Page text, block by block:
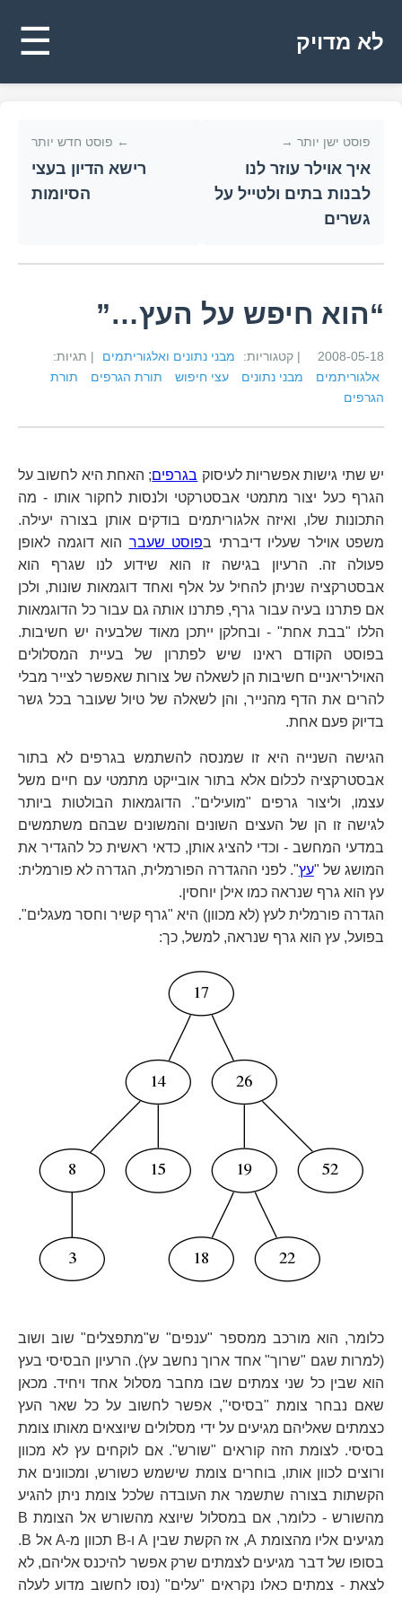
לא מדויק ☰
פוסט ישן יותר →
איך אוילר עוזר לנו
לבנות בתים ולטייל על
גשרים
← פוסט חדש יותר
רישא הדיון בעצי
הסיומות
“הוא חיפש על העץ…”
2008-05-18 | קטגוריות: מבני נתונים ואלגוריתמים
| תגיות:
אלגוריתמים
מבני נתונים עצי חיפוש תורת הגרפים
תורת
הגרפים
יש שתי גישות אפשריות לעיסוק בגרפים; האחת היא לחשוב על
הגרף כעל יצור מתמטי אבסטרקטי ולנסות לחקור אותו - מה
התכונות שלו, ואיזה אלגוריתמים בודקים אותן בצורה יעילה.
משפט אוילר שעליו דיברתי בפוסט שעבר הוא דוגמה לאופן
פעולה זה. הרעיון בגישה זו הוא שידוע לנו שגרף הוא
אבסטרקציה שניתן להחיל על אלף ואחד דוגמאות שונות, ולכן
אם פתרנו בעיה עבור גרף, פתרנו אותה גם עבור כל הדוגמאות
הללו "בבת אחת" - ובחלקן ייתכן מאוד שלבעיה יש חשיבות.
בפוסט הקודם ראינו שיש לפתרון של בעיית המסלולים
האוילריאניים חשיבות הן לשאלה של צורות שאפשר לצייר מבלי
להרים את הדף מהנייר, והן לשאלה של טיול שעובר בכל גשר
בדיוק פעם אחת.
הגישה השנייה היא זו שמנסה להשתמש בגרפים לא בתור
אבסטרקציה לכלום אלא בתור אובייקט מתמטי עם חיים משל
עצמו, וליצור גרפים "מועילים". הדוגמאות הבולטות ביותר
לגישה זו הן של העצים השונים והמשונים שבהם משתמשים
במדעי המחשב - וכדי להציג אותן, כדאי ראשית כל להגדיר את
המושג של "עץ". לפני ההגדרה הפורמלית, הגדרה לא פורמלית:
עץ הוא גרף שנראה כמו אילן יוחסין.
הגדרה פורמלית לעץ (לא מכוון) היא "גרף קשיר וחסר מעגלים".
בפועל, עץ הוא גרף שנראה, למשל, כך:
כלומר, הוא מורכב ממספר "ענפים" ש"מתפצלים" שוב ושוב
(למרות שגם "שרוך" אחד ארוך נחשב עץ). הרעיון הבסיסי בעץ
הוא שבין כל שני צמתים שבו מחבר מסלול אחד ויחיד. מכאן
שאם נבחר צומת "בסיסי", אפשר לחשוב על כל שאר העץ
כצמתים שאליהם מגיעים על ידי מסלולים שיוצאים מאותו צומת
בסיסי. לצומת הזה קוראים "שורש". אם לוקחים עץ לא מכוון
ורוצים לכוון אותו, בוחרים צומת שישמש כשורש, ומכוונים את
הקשתות בצורה שתשמר את העובדה שלכל צומת ניתן להגיע
מהשורש - כלומר, אם במסלול שיוצא מהשורש אל הצומת B
מגיעים אליו מהצומת A, אז הקשת שבין A ו-B תכוון מ-A אל B.
בסופו של דבר מגיעים לצמתים שרק אפשר להיכנס אליהם, לא
לצאת - צמתים כאלו נקראים "עלים" (נסו לחשוב מדוע לעלה